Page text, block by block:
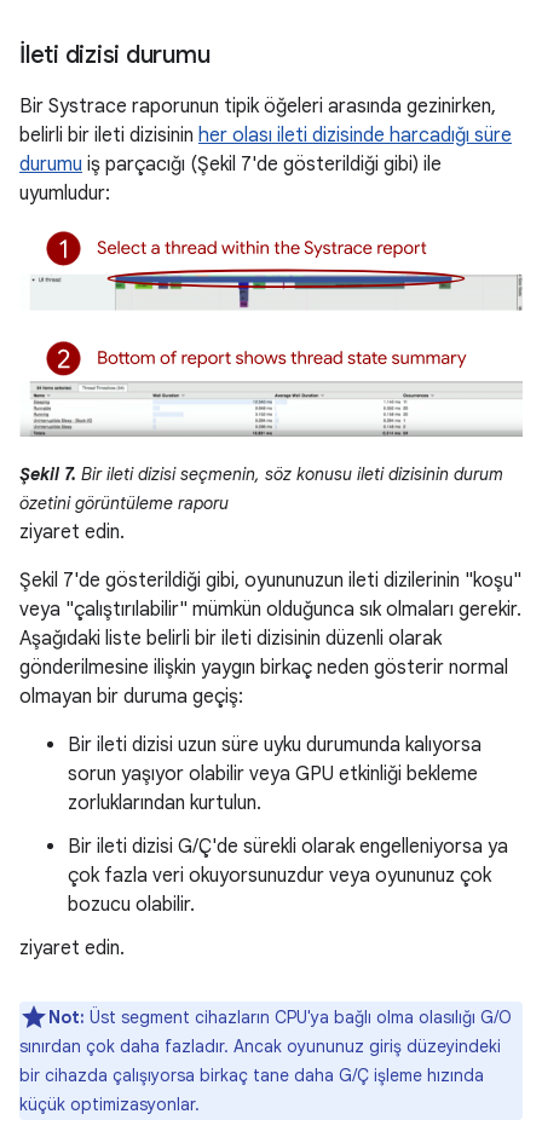
İleti dizisi durumu
Bir Systrace raporunun tipik öğeleri arasında gezinirken,
belirli bir ileti dizisinin her olası ileti dizisinde harcadığı süre
durumu iş parçacığı (Şekil 7'de gösterildiği gibi) ile
uyumludur:
Şekil 7. Bir ileti dizisi seçmenin, söz konusu ileti dizisinin durum
özetini görüntüleme raporu
ziyaret edin.
Şekil 7'de gösterildiği gibi, oyununuzun ileti dizilerinin "koşu"
veya "çalıştırılabilir" mümkün olduğunca sık olmaları gerekir.
Aşağıdaki liste belirli bir ileti dizisinin düzenli olarak
gönderilmesine ilişkin yaygın birkaç neden gösterir normal
olmayan bir duruma geçiş:
Bir ileti dizisi uzun süre uyku durumunda kalıyorsa
sorun yaşıyor olabilir veya GPU etkinliği bekleme
zorluklarından kurtulun.
Bir ileti dizisi G/Ç'de sürekli olarak engelleniyorsa ya
çok fazla veri okuyorsunuzdur veya oyununuz çok
bozucu olabilir.
ziyaret edin.
Not: Üst segment cihazların CPU'ya bağlı olma olasılığı G/O
sınırdan çok daha fazladır. Ancak oyununuz giriş düzeyindeki
bir cihazda çalışıyorsa birkaç tane daha G/Ç işleme hızında
küçük optimizasyonlar.